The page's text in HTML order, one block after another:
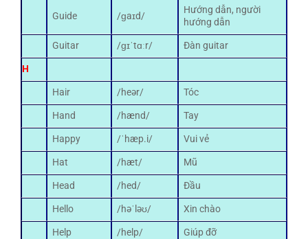
Guide /ɡaɪd/
Hướng dẫn, người
hướng dẫn
Guitar
/ɡɪˈtɑːr/
Đàn guitar
H
Hair
/heər/
Tóc
Hand
/hænd/
Tay
Happy
/ˈhæp.i/
Vui vẻ
Hat
/hæt/
Mũ
Head
/hed/
Đầu
Hello
/həˈləʊ/
Xin chào
Help
/help/
Giúp đỡ